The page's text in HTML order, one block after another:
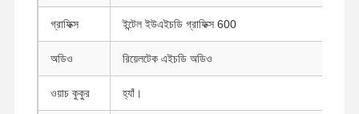
গ্রাফিক্স ইন্টেল ইউএইচডি গ্রাফিক্স 600
অডিও রিয়েলটেক এইচডি অডিও
ওয়াচ কুকুর হ্যাঁ।